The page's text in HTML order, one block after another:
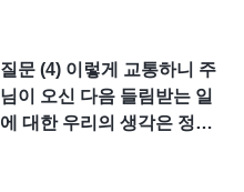
다. 이것은 우리가 이미 성결
케 되었다는 것을 뜻합니다.
그러니 우리는 틀림없이 천국
에 들어갈 것입니다.
질문 (4) 이렇게 교통하니 주
님이 오신 다음 들림받는 일
에 대한 우리의 생각은 정말